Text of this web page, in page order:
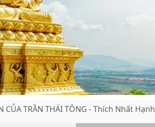
CỦA TRẦN THÁI TÔNG - Thích Nhất Hạnh